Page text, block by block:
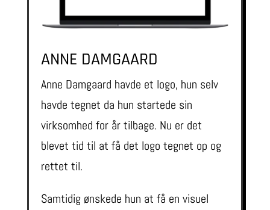
ANNE DAMGAARD
Anne Damgaard havde et logo, hun selv
havde tegnet da hun startede sin
virksomhed for år tilbage. Nu er det
blevet tid til at få det logo tegnet op og
rettet til.
Samtidig ønskede hun at få en visuel